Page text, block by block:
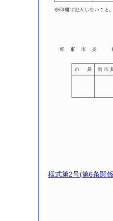
様式第2号(第6条関